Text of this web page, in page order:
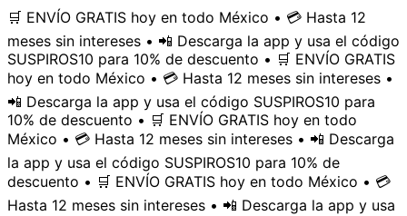
🛒 ENVÍO GRATIS hoy en todo México • 💳 Hasta 12
meses sin intereses • 📲 Descarga la app y usa el código
SUSPIROS10 para 10% de descuento • 🛒 ENVÍO GRATIS
hoy en todo México • 💳 Hasta 12 meses sin intereses •
📲 Descarga la app y usa el código SUSPIROS10 para
10% de descuento • 🛒 ENVÍO GRATIS hoy en todo
México • 💳 Hasta 12 meses sin intereses • 📲 Descarga
la app y usa el código SUSPIROS10 para 10% de
descuento • 🛒 ENVÍO GRATIS hoy en todo México • 💳
Hasta 12 meses sin intereses • 📲 Descarga la app y usa